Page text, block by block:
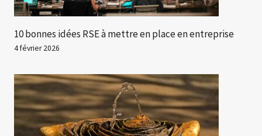
10 bonnes idées RSE à mettre en place en entreprise
4 février 2026